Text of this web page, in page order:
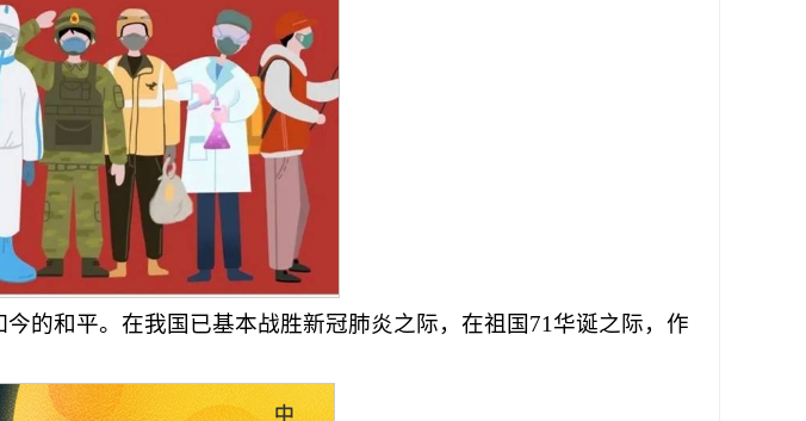
的和平。在我国已基本战胜新冠肺炎之际，在祖国71华诞之际，作